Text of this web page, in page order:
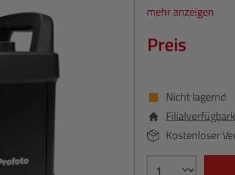
mehr anzeigen
Preis
Nicht lagernd
Kostenloser